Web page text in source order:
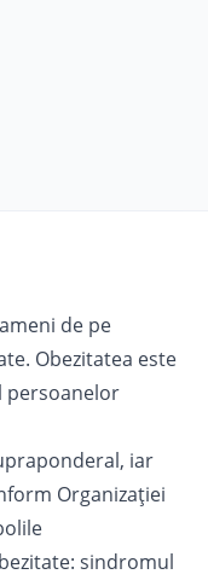
de pe
Obezitatea este
persoanelor
iar
Organizaţiei
sindromul